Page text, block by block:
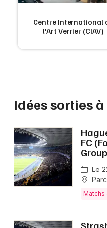
Centre International
l'Art Verrier (CIAV)
Idées sorties
FC
Le
Matchs